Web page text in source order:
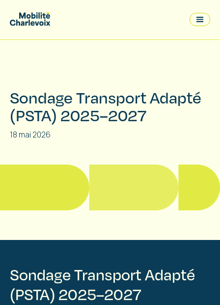
Sondage Transport Adapté
(PSTA) 2025–2027
18 mai 2026
Sondage Transport Adapté
(PSTA) 2025–2027